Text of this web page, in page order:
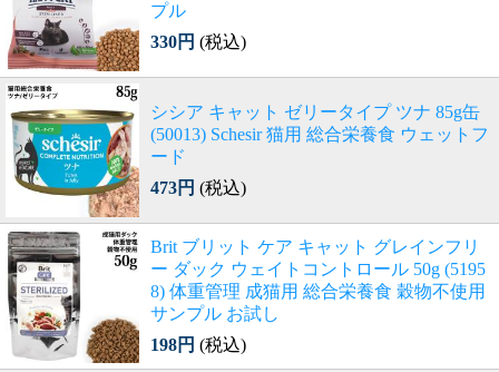
プル
330円 (税込)
シシア キャット ゼリータイプ ツナ 85g缶
(50013) Schesir 猫用 総合栄養食 ウェットフ
ード
473円 (税込)
Brit ブリット ケア キャット グレインフリ
ー ダック ウェイトコントロール 50g (5195
8) 体重管理 成猫用 総合栄養食 穀物不使用
サンプル お試し
198円 (税込)